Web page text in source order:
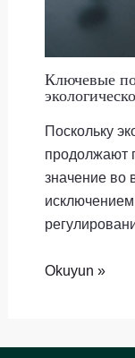
Ключевые
Поскольку
продолжают
значение во
Okuyun »